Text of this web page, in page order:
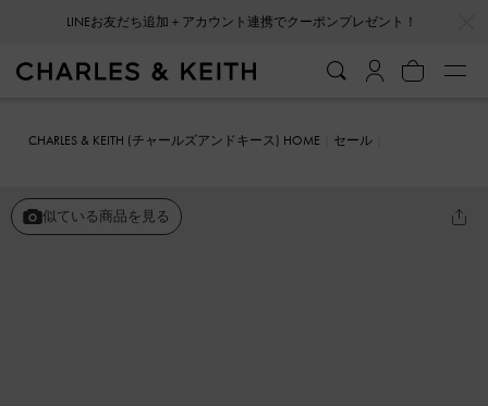
LINEお友だち追加＋アカウント連携でクーポンプレゼント！
CHARLES & KEITH (チャールズアンドキース) HOME
セール
似ている商品を見る